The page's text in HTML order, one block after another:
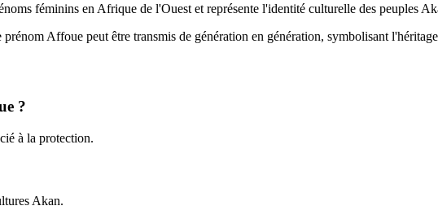
féminins en Afrique de l'Ouest et représente l'identité culturelle des peuples
Affoue peut être transmis de génération en génération, symbolisant
?
à la protection.
Akan.